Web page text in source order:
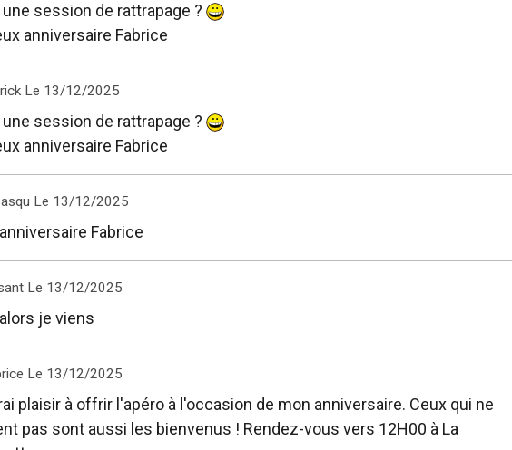
une session de rattrapage ?
anniversaire Fabrice
Le 13/12/2025
une session de rattrapage ?
anniversaire Fabrice
Le 13/12/2025
Fabrice
Le 13/12/2025
je viens
Le 13/12/2025
plaisir à offrir l'apéro à l'occasion de mon anniversaire. Ceux qui ne
pas sont aussi les bienvenus ! Rendez-vous vers 12H00 à La